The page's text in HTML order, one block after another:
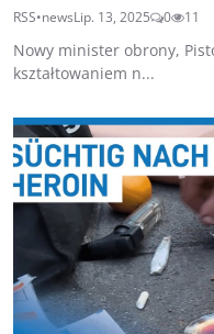
RSS•newsLip. 13, 2025 0 11
Nowy minister obrony,
kształtowaniem n...